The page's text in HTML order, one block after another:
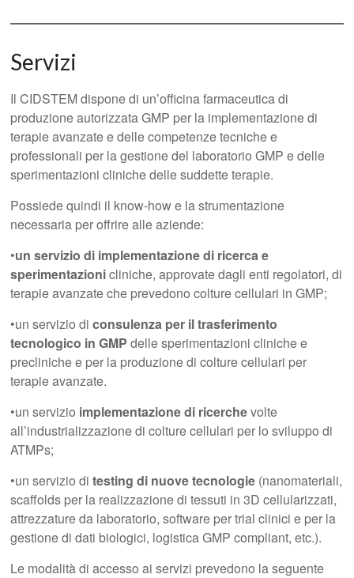
Servizi
Il CIDSTEM dispone di un’officina farmaceutica di
produzione autorizzata GMP per la implementazione di
terapie avanzate e delle competenze tecniche e
professionali per la gestione del laboratorio GMP e delle
sperimentazioni cliniche delle suddette terapie.
Possiede quindi il know-how e la strumentazione
necessaria per offrire alle aziende:
•un servizio di implementazione di ricerca e
sperimentazionicliniche, approvate dagli enti regolatori, di
terapie avanzate che prevedono colture cellulari in GMP;
•un servizio diconsulenza per il trasferimento
tecnologico in GMPdelle sperimentazioni cliniche e
precliniche e per la produzione di colture cellulari per
terapie avanzate.
•un servizio implementazione di ricerchevolte
all’industrializzazione di colture cellulari per lo sviluppo di
ATMPs;
•un servizio ditesting di nuove tecnologie (nanomateriali,
scaffolds per la realizzazione di tessuti in 3D cellularizzati,
attrezzature da laboratorio, software per trial clinici e per la
gestione di dati biologici, logistica GMP compliant, etc.).
Le modalità di accesso ai servizi prevedono la seguente